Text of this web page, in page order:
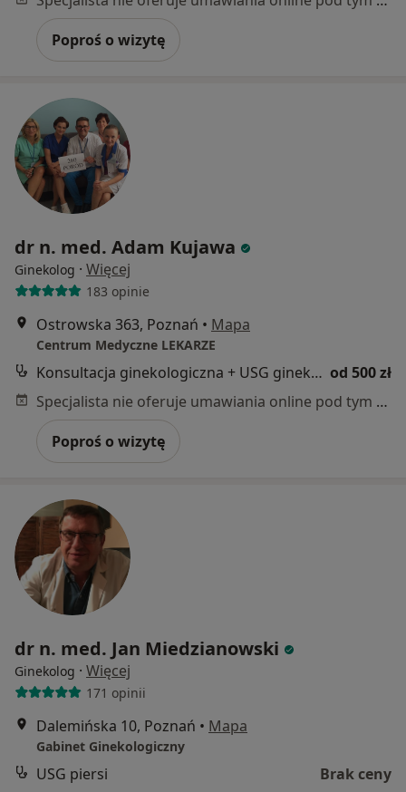
Poproś o wizytę
dr n. med. Adam Kujawa
Ginekolog · Więcej
183 opinie
Ostrowska 363, Poznań • Mapa
Centrum Medyczne LEKARZE
Konsultacja ginekologiczna + USG ginekologiczne + USG piersi od 500 zł
Specjalista nie oferuje umawiania online pod tym adresem.
Poproś o wizytę
dr n. med. Jan Miedzianowski
Ginekolog · Więcej
171 opinii
Dalemińska 10, Poznań • Mapa
Gabinet Ginekologiczny
USG piersi
Brak ceny